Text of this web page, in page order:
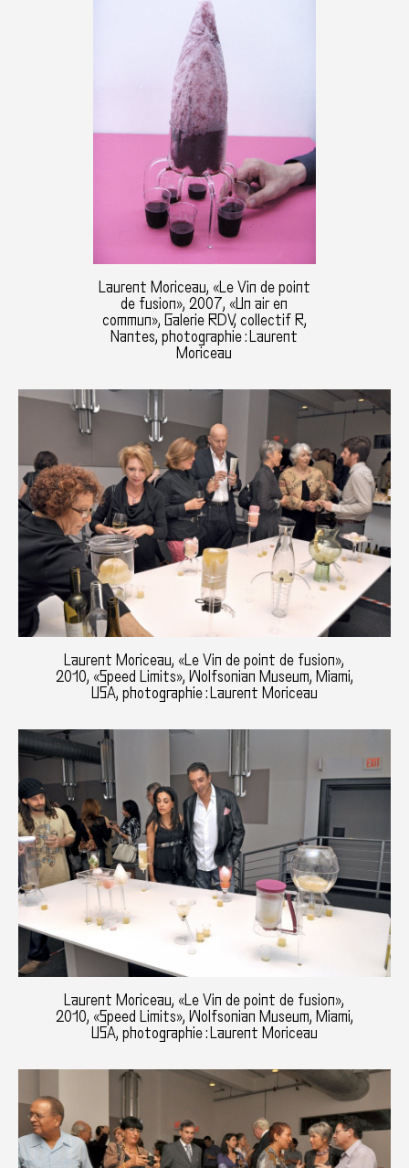
Laurent Moriceau, «Le Vin de point
de fusion», 2007, «Un air en
commun», Galerie RDV, collectif R,
Nantes, photographie : Laurent
Moriceau
Laurent Moriceau, «Le Vin de point de fusion»,
2010, «Speed Limits», Wolfsonian Museum, Miami,
USA, photographie : Laurent Moriceau
Laurent Moriceau, «Le Vin de point de fusion»,
2010, «Speed Limits», Wolfsonian Museum, Miami,
USA, photographie : Laurent Moriceau